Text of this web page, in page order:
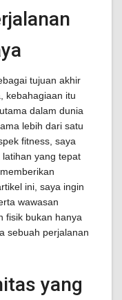
tujuan akhir
kebahagiaan itu
dalam dunia
lebih dari satu
fitness, saya
yang tepat
ini, saya ingin
wawasan
fisik bukan hanya
sebuah perjalanan
yang